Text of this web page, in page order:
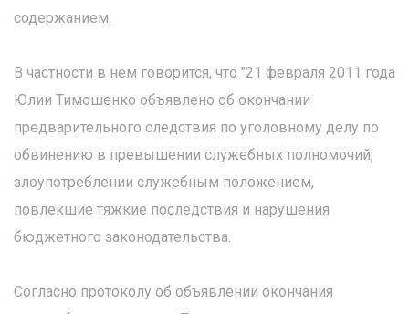
содержанием.
В частности в нем говорится, что "21 февраля 2011 года
Юлии Тимошенко объявлено об окончании
предварительного следствия по уголовному делу по
обвинению в превышении служебных полномочий,
злоупотреблении служебным положением,
повлекшие тяжкие последствия и нарушения
бюджетного законодательства.
Согласно протоколу об объявлении окончания